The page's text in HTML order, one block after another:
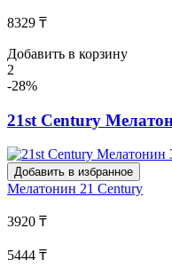
8329 ₸
Добавить в корзину
2
-28%
21st Century
Добавить в избранное
Мелатонин 21 Century
3920 ₸
5444 ₸